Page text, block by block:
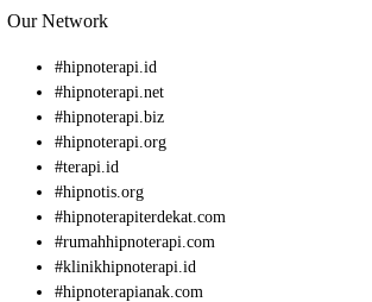
Our Network
#hipnoterapi.id
#hipnoterapi.net
#hipnoterapi.biz
#hipnoterapi.org
#terapi.id
#hipnotis.org
#hipnoterapiterdekat.com
#rumahhipnoterapi.com
#klinikhipnoterapi.id
#hipnoterapianak.com